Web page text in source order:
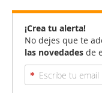
¡Crea tu alerta!
No dejes que te
las novedades de